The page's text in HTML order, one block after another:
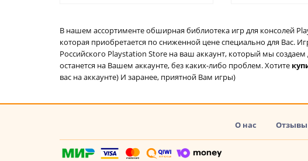
В нашем ассортименте обширная библиотека игр для консолей
которая приобретается по сниженной цене специально для Вас.
Российского Playstation Store на ваш аккаунт, который мы
останется на Вашем аккаунте, без каких-либо проблем. Хотите
вас на аккаунте) И заранее, приятной Вам игры)
О нас Отзывы